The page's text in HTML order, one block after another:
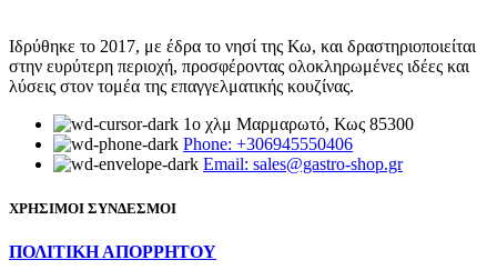
Ιδρύθηκε το 2017, με έδρα το νησί της Κω, και δραστηριοποιείται
στην ευρύτερη περιοχή, προσφέροντας ολοκληρωμένες ιδέες και
λύσεις στον τομέα της επαγγελματικής κουζίνας.
1ο χλμ Μαρμαρωτό, Κως 85300
Phone: +306945550406
Email: sales@gastro-shop.gr
ΧΡΗΣΙΜΟΙ ΣΥΝΔΕΣΜΟΙ
ΠΟΛΙΤΙΚΗ ΑΠΟΡΡΗΤΟΥ